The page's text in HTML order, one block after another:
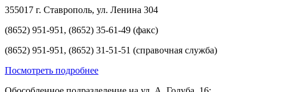
355017 г. Ставрополь, ул. Ленина 304
(8652) 951-951, (8652) 35-61-49 (факс)
(8652) 951-951, (8652) 31-51-51 (справочная служба)
Посмотреть подробнее